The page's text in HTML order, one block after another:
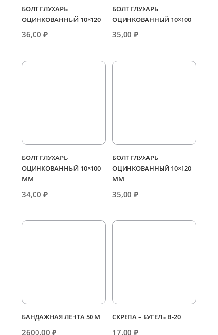
БОЛТ ГЛУХАРЬ
ОЦИНКОВАННЫЙ 10×120
36,00 ₽
БОЛТ ГЛУХАРЬ
ОЦИНКОВАННЫЙ 10×100
35,00₽
БОЛТ ГЛУХАРЬ
ОЦИНКОВАННЫЙ 10×100
ММ
34,00 ₽
БОЛТ ГЛУХАРЬ
ОЦИНКОВАННЫЙ 10×120
ММ
35,00₽
БАНДАЖНАЯ ЛЕНТА 50 М
2600,00 ₽
СКРЕПА – БУГЕЛЬ В-20
17,00₽